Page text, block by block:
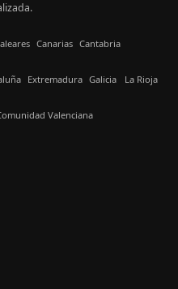
Canarias Cantabria
Extremadura Galicia La Rioja
Valenciana